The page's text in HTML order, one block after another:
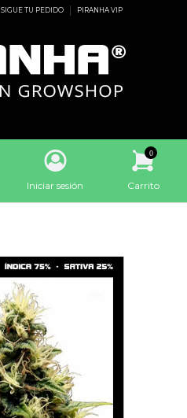
SIGUE TU PEDIDO PIRANHA VIP
Iniciar sesión
0
Carrito